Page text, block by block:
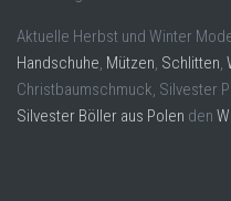
Aktuelle Herbst und Winter
Handschuhe, Mützen, Schlitten,
Christbaumschmuck, Silvester
Silvester Böller aus Polen den